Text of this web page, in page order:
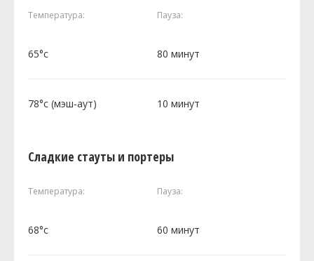
Температура: Пауза:
65°c 80 минут
78°c (мэш-аут) 10 минут
Сладкие стауты и портеры
Температура: Пауза:
68°c 60 минут